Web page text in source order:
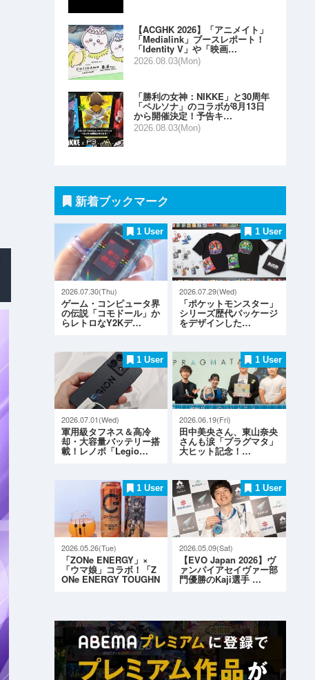
【ACGHK 2026】「アニメイト」
「Medialink」ブースレポート！
「Identity V」や「映画…
2026.08.03(Mon)
「勝利の女神：NIKKE」と30周年
「ペルソナ」のコラボが8月13日
から開催決定！予告キ…
2026.08.03(Mon)
新着ブックマーク
1 User
2026.07.30(Thu)
ゲーム・コンピュータ界
の伝説「コモドール」か
らレトロなY2Kデ…
1 User
2026.07.29(Wed)
「ポケットモンスター」
シリーズ歴代パッケージ
をデザインした…
1 User
2026.07.01(Wed)
軍用級タフネス＆高冷
却・大容量バッテリー搭
載！レノボ「Legio…
1 User
2026.06.19(Fri)
田中美央さん、東山奈央
さんも涙「プラグマタ」
大ヒット記念！…
1 User
2026.05.26(Tue)
「ZONe ENERGY」×
「ウマ娘」コラボ！「Z
ONe ENERGY TOUGHN
1 User
2026.05.09(Sat)
【EVO Japan 2026】ヴ
ァンパイアセイヴァー部
門優勝のKaji選手 …